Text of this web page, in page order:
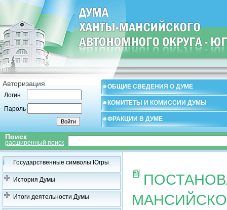
Авторизация
Логин
Пароль
ОБЩИЕ СВЕДЕНИЯ О ДУМЕ
КОМИТЕТЫ И КОМИССИИ ДУМЫ
ФРАКЦИИ В ДУМЕ
Поиск
расширенный поиск
Государственные символы Югры
История Думы
Итоги деятельности Думы